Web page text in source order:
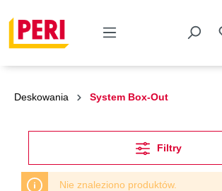
Deskowania System Box-Out
Filtry
Nie znaleziono produktów.